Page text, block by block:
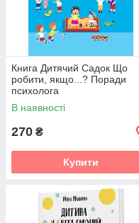
Книга Дитячий Садок Що
робити, якщо...? Поради
психолога
В наявності
270 ₴
Купити